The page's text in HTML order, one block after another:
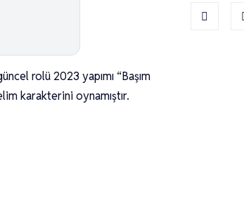
rolü 2023 yapımı “Başım
karakterini oynamıştır.